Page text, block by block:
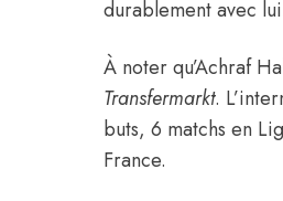
durablement avec
À noter qu’Achraf
Transfermarkt.
buts, 6 matchs en
France.